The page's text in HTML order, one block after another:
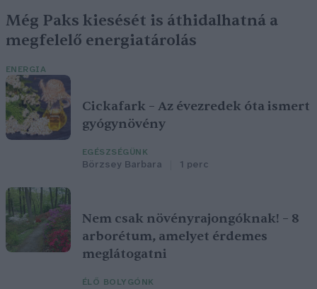
Még Paks kiesését is áthidalhatná a
megfelelő energiatárolás
ENERGIA
Cickafark – Az évezredek óta ismert
gyógynövény
EGÉSZSÉGÜNK
Börzsey Barbara 1 perc
Nem csak növényrajongóknak! – 8
arborétum, amelyet érdemes
meglátogatni
ÉLŐ BOLYGÓNK